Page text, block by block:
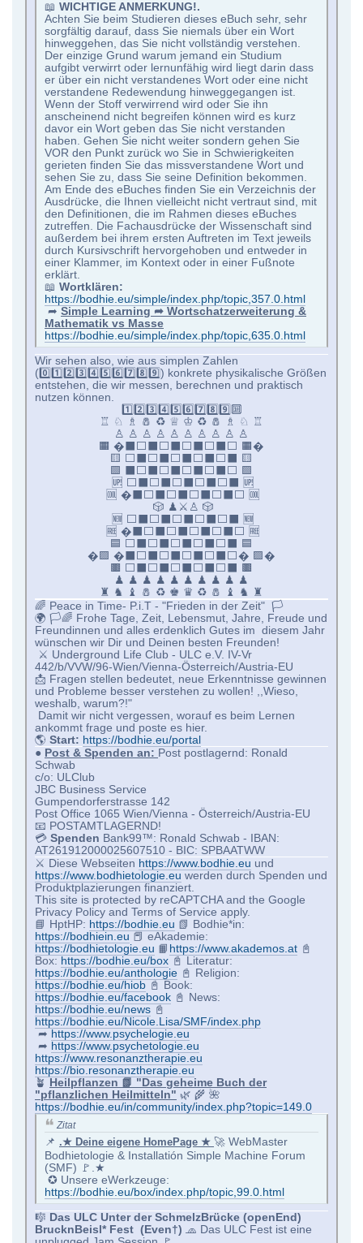
📖 WICHTIGE ANMERKUNG!.
Achten Sie beim Studieren dieses eBuch sehr, sehr
sorgfältig darauf, dass Sie niemals über ein Wort
hinweggehen, das Sie nicht vollständig verstehen.
Der einzige Grund warum jemand ein Studium
aufgibt verwirrt oder lernunfähig wird liegt darin dass
er über ein nicht verstandenes Wort oder eine nicht
verstandene Redewendung hinweggegangen ist.
Wenn der Stoff verwirrend wird oder Sie ihn
anscheinend nicht begreifen können wird es kurz
davor ein Wort geben das Sie nicht verstanden
haben. Gehen Sie nicht weiter sondern gehen Sie
VOR den Punkt zurück wo Sie in Schwierigkeiten
gerieten finden Sie das missverstandene Wort und
sehen Sie zu, dass Sie seine Definition bekommen.
Am Ende des eBuches finden Sie ein Verzeichnis der
Ausdrücke, die Ihnen vielleicht nicht vertraut sind, mit
den Definitionen, die im Rahmen dieses eBuches
zutreffen. Die Fachausdrücke der Wissenschaft sind
außerdem bei ihrem ersten Auftreten im Text jeweils
durch Kursivschrift hervorgehoben und entweder in
einer Klammer, im Kontext oder in einer Fußnote
erklärt.
📖 Wortklären:
https://bodhie.eu/simple/index.php/topic,357.0.html
➦ Simple Learning ➦ Wortschatzerweiterung &
Mathematik vs Masse
https://bodhie.eu/simple/index.php/topic,635.0.html
Wir sehen also, wie aus simplen Zahlen
(0️⃣1️⃣2️⃣3️⃣4️⃣5️⃣6️⃣7️⃣8️⃣9️⃣) konkrete physikalische Größen
entstehen, die wir messen, berechnen und praktisch
nutzen können.
1️⃣2️⃣3️⃣4️⃣5️⃣6️⃣7️⃣8️⃣9️⃣🔟
♖ ♘ ♗ 🧂 ♻️ ♕ ♔ ♻️ 🧂 ♗ ♘ ♖
♙ ♙ ♙ ♙ ♙ ♙ ♙ ♙ ♙ ♙
🟧 �⬛⬜⬛⬜⬛⬜⬛⬜⬛⬜ 🟧�
🟨 ⬜⬛⬜⬛⬜⬛⬜⬛⬜⬛ 🟨
🟩 ⬛⬜⬛⬜⬛⬜⬛⬜⬛⬜ 🟩
🆙 ⬜⬛⬜⬛⬜⬛⬜⬛⬜⬛ 🆙
🆒 �⬛⬜⬛⬜⬛⬜⬛⬜⬛⬜ 🆒
🎲 ♟⚔♙ 🎲
🆕 ⬜⬛⬜⬛⬜⬛⬜⬛⬜⬛ 🆕
🆓 �⬛⬜⬛⬜⬛⬜⬛⬜⬛⬜ 🆓
🟦 ⬜⬛⬜⬛⬜⬛⬜⬛⬜⬛ 🟦
�🟪 �⬛⬜⬛⬜⬛⬜⬛⬜⬛⬜� 🟪�
🟫 ⬜⬛⬜⬛⬜⬛⬜⬛⬜⬛ 🟫
♟ ♟ ♟ ♟ ♟ ♟ ♟ ♟ ♟ ♟
♜ ♞ ♝ 🧂 ♻️ ♚ ♛ ♻️ 🧂 ♝ ♞ ♜
🌈 Peace in Time- P.i.T - "Frieden in der Zeit" 🏳
🌍 🏳🌈 Frohe Tage, Zeit, Lebensmut, Jahre, Freude und
Freundinnen und alles erdenklich Gutes im diesem Jahr
wünschen wir Dir und Deinen besten Freunden!
⚔ Underground Life Club - ULC e.V. IV-Vr
442/b/VVW/96-Wien/Vienna-Österreich/Austria-EU
📩 Fragen stellen bedeutet, neue Erkenntnisse gewinnen
und Probleme besser verstehen zu wollen! ,,Wieso,
weshalb, warum?!"
Damit wir nicht vergessen, worauf es beim Lernen
ankommt frage und poste es hier.
🌎 Start: https://bodhie.eu/portal
● Post & Spenden an: Post postlagernd: Ronald
Schwab
c/o: ULClub
JBC Business Service
Gumpendorferstrasse 142
Post Office 1065 Wien/Vienna - Österreich/Austria-EU
📧 POSTAMTLAGERND!
💳 Spenden Bank99™: Ronald Schwab - IBAN:
AT261912000025607510 - BIC: SPBAATWW
⚔ Diese Webseiten https://www.bodhie.eu und
https://www.bodhietologie.eu werden durch Spenden und
Produktplazierungen finanziert.
This site is protected by reCAPTCHA and the Google
Privacy Policy and Terms of Service apply.
📘 HptHP: https://bodhie.eu 📗 Bodhie*in:
https://bodhiein.eu 📕 eAkademie:
https://bodhietologie.eu 📙 https://www.akademos.at 📓
Box: https://bodhie.eu/box 📓 Literatur:
https://bodhie.eu/anthologie 📓 Religion:
https://bodhie.eu/hiob 📓 Book:
https://bodhie.eu/facebook 📓 News:
https://bodhie.eu/news 📓
https://bodhie.eu/Nicole.Lisa/SMF/index.php
➦ https://www.psychelogie.eu
➦ https://www.psychetologie.eu
https://www.resonanztherapie.eu
https://bio.resonanztherapie.eu
🪴
Heilpflanzen 📗 "Das geheime Buch der
"pflanzlichen Heilmitteln" 🌿 🌾 🌺
https://bodhie.eu/in/community/index.php?topic=149.0
Zitat
📌 .★ Deine eigene HomePage ★ 🚀 WebMaster
Bodhietologie & Installatión Simple Machine Forum
(SMF) 🚩.★
✪ Unsere eWerkzeuge:
https://bodhie.eu/box/index.php/topic,99.0.html
🎼 Das ULC Unter der SchmelzBrücke (openEnd)
BrucknBeisl* Fest (Even†) 🧢 Das ULC Fest ist eine